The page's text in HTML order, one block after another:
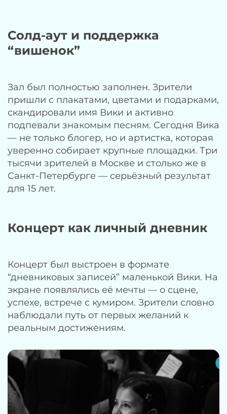
Солд-аут и поддержка
“вишенок”
Зал был полностью заполнен. Зрители
пришли с плакатами, цветами и подарками,
скандировали имя Вики и активно
подпевали знакомым песням. Сегодня Вика
— не только блогер, но и артистка, которая
уверенно собирает крупные площадки. Три
тысячи зрителей в Москве и столько же в
Санкт-Петербурге — серьёзный результат
для 15 лет.
Концерт как личный дневник
Концерт был выстроен в формате
“дневниковых записей” маленькой Вики. На
экране появлялись её мечты — о сцене,
успехе, встрече с кумиром. Зрители словно
наблюдали путь от первых желаний к
реальным достижениям.